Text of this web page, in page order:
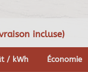
incluse)
/ kWh Économie